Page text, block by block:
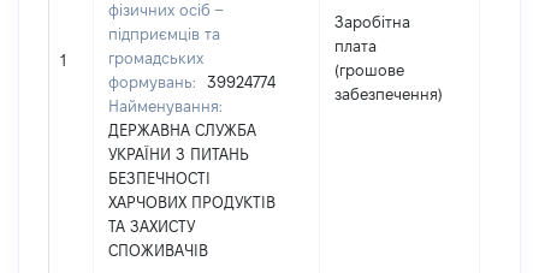
1
фізичних осіб –
підприємців та
громадських
формувань:
39924774
Найменування:
ДЕРЖАВНА СЛУЖБА
УКРАЇНИ З ПИТАНЬ
БЕЗПЕЧНОСТІ
ХАРЧОВИХ ПРОДУКТІВ
ТА ЗАХИСТУ
СПОЖИВАЧІВ
Заробітна
плата
(грошове
забезпечення)